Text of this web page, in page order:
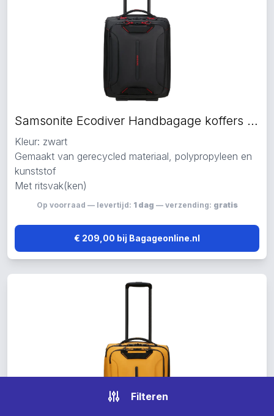
Samsonite Ecodiver Handbagage koffers zwart
Kleur: zwart
Gemaakt van gerecycled materiaal, polypropyleen en
kunststof
Met ritsvak(ken)
Op voorraad — levertijd: 1 dag — verzending: gratis
€ 209,00 bij Bagageonline.nl
Filteren